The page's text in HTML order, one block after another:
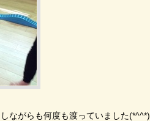
ながらも何度も渡っていました(*^^*)